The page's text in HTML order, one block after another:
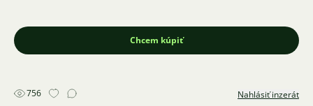
Chcem kúpiť
756 Nahlásiť inzerát